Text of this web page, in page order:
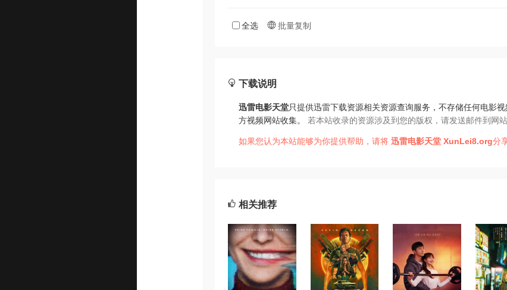
全选 批量复制
下载说明
迅雷电影天堂只提供迅雷下载资源相关资源查询服务，不存储任何电影
方视频网站收集。 若本站收录的资源涉及到您的版权，请发送邮件到网
如果您认为本站能够为你提供帮助，请将迅雷电影天堂 XunLei8.org分
相关推荐